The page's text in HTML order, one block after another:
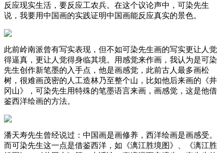
反应现实生活，要反应工农兵。在这个议论声中，可染先生
说，我要用中国画的实践证明中国画能反应真实的景色。
此前岭南派曾有写实表现，但不如可染先生画的写实更让人觉
得逼真，更让人觉得身临其境。用感觉来作画，我认为是可染
先生创作新笔墨的入手点，他是画感觉，此前古人最多画松
树，很难画茂密的人工造林乃至整个山，比如他后来画的《井
冈山》，可染先生用特殊的笔墨语言来画，画感觉，这是他借
鉴西洋绘画的方法。
潘天寿先生曾经说过：中国画是画修养，西洋绘画是画感受。
而可染先生这一点是借鉴西洋，如《漓江胜境图》、《漓江胜